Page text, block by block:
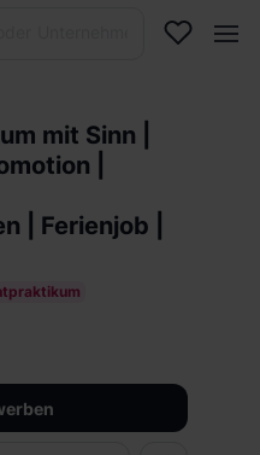
mit Sinn |
|
| Ferienjob |